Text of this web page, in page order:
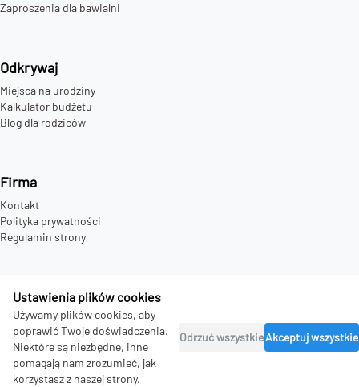
Ustawienia plików cookies
Używamy plików cookies, aby
poprawić Twoje doświadczenia.
Niektóre są niezbędne, inne
pomagają nam zrozumieć, jak
korzystasz z naszej strony.
Odrzuć wszystkieAkceptuj wszystkie
Zaproszenia dla bawialni
Odkrywaj
Miejsca na urodziny
Kalkulator budżetu
Blog dla rodziców
Firma
Kontakt
Polityka prywatności
Regulamin strony
2026bday.love - all rights reserved.